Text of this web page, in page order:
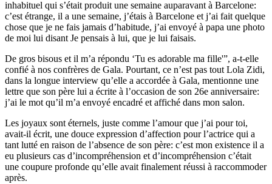
inhabituel qui s’était produit une semaine auparavant à Barcelone:
c’est étrange, il a une semaine, j’étais à Barcelone et j’ai fait quelque
chose que je ne fais jamais d’habitude, j’ai envoyé à papa une photo
de moi lui disant Je pensais à lui, que je lui faisais.
De gros bisous et il m’a répondu ‘Tu es adorable ma fille'”, a-t-elle
confié à nos confrères de Gala. Pourtant, ce n’est pas tout Lola Zidi,
dans la longue interview qu’elle a accordée à Gala, mentionne une
lettre que son père lui a écrite à l’occasion de son 26e anniversaire:
j’ai le mot qu’il m’a envoyé encadré et affiché dans mon salon.
Les joyaux sont éternels, juste comme l’amour que j’ai pour toi,
avait-il écrit, une douce expression d’affection pour l’actrice qui a
tant lutté en raison de l’absence de son père: c’est mon existence il a
eu plusieurs cas d’incompréhension et d’incompréhension c’était
une coupure profonde qu’elle avait finalement réussi à raccommoder
après.